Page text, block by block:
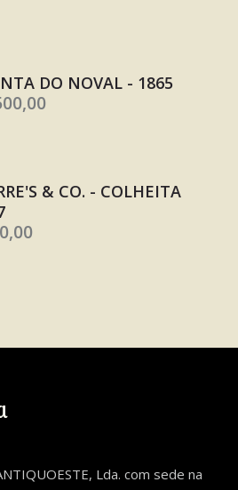
DO NOVAL - 1865
& CO. - COLHEITA
Lda. com sede na